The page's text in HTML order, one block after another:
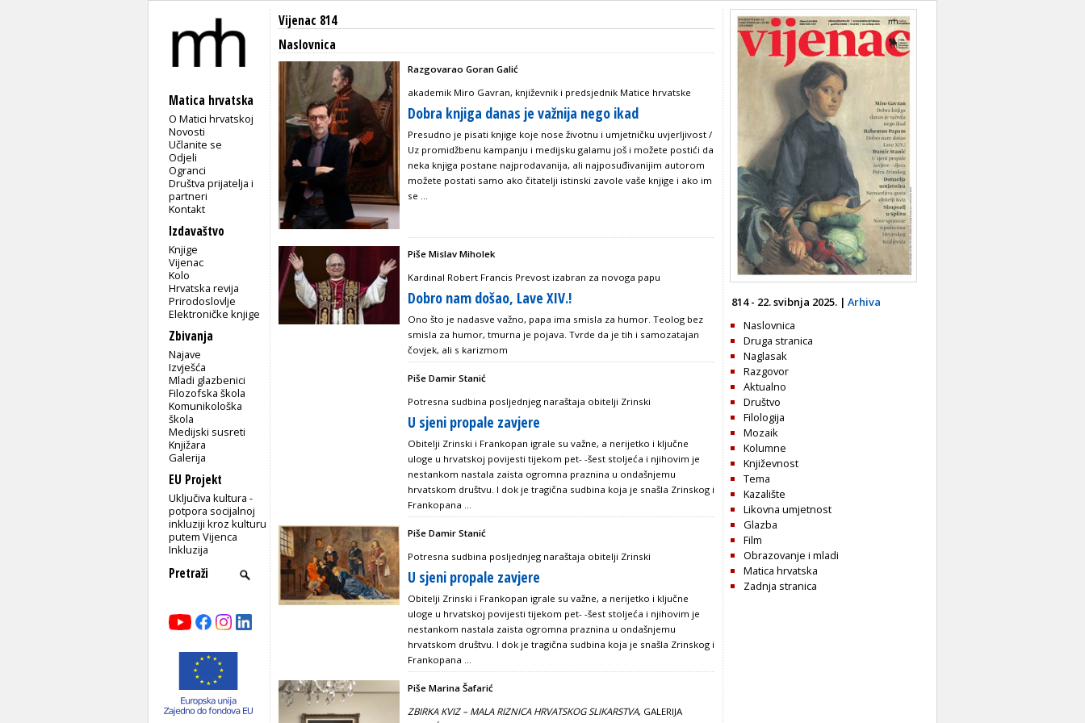
Matica hrvatska
O Matici hrvatskoj
Novosti
Učlanite se
Odjeli
Ogranci
Društva prijatelja i
partneri
Kontakt
Izdavaštvo
Knjige
Vijenac
Kolo
Hrvatska revija
Prirodoslovlje
Elektroničke knjige
Zbivanja
Najave
Izvješća
Mladi glazbenici
Filozofska škola
Komunikološka
škola
Medijski susreti
Knjižara
Galerija
EU Projekt
Uključiva kultura -
potpora socijalnoj
inkluziji kroz kulturu
putem Vijenca
Inkluzija
Vijenac 814
Naslovnica
Razgovarao Goran Galić
akademik Miro Gavran, književnik i predsjednik Matice hrvatske
Dobra knjiga danas je važnija nego ikad
Presudno je pisati knjige koje nose životnu i umjetničku uvjerljivost /
Uz promidžbenu kampanju i medijsku galamu još i možete postići da
neka knjiga postane najprodavanija, ali najposuđivanijim autorom
možete postati samo ako čitatelji istinski zavole vaše knjige i ako im
se ...
Piše Mislav Miholek
Kardinal Robert Francis Prevost izabran za novoga papu
Dobro nam došao, Lave XIV.!
Ono što je nadasve važno, papa ima smisla za humor. Teolog bez
smisla za humor, tmurna je pojava. Tvrde da je tih i samozatajan
čovjek, ali s karizmom
Piše Damir Stanić
Potresna sudbina posljednjeg naraštaja obitelji Zrinski
U sjeni propale zavjere
Obitelji Zrinski i Frankopan igrale su važne, a nerijetko i ključne
uloge u hrvatskoj povijesti tijekom pet- -šest stoljeća i njihovim je
nestankom nastala zaista ogromna praznina u ondašnjemu
hrvatskom društvu. I dok je tragična sudbina koja je snašla Zrinskog i
Frankopana ...
Piše Damir Stanić
Potresna sudbina posljednjeg naraštaja obitelji Zrinski
U sjeni propale zavjere
Obitelji Zrinski i Frankopan igrale su važne, a nerijetko i ključne
uloge u hrvatskoj povijesti tijekom pet- -šest stoljeća i njihovim je
nestankom nastala zaista ogromna praznina u ondašnjemu
hrvatskom društvu. I dok je tragična sudbina koja je snašla Zrinskog i
Frankopana ...
Piše Marina Šafarić
ZBIRKA KVIZ – MALA RIZNICA HRVATSKOG SLIKARSTVA, GALERIJA
814 - 22. svibnja 2025. | Arhiva
Naslovnica
Druga stranica
Naglasak
Razgovor
Aktualno
Društvo
Filologija
Mozaik
Kolumne
Književnost
Tema
Kazalište
Likovna umjetnost
Glazba
Film
Obrazovanje i mladi
Matica hrvatska
Zadnja stranica